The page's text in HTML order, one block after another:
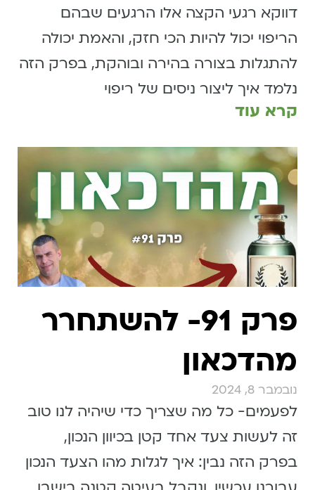
דווקא רגעי הקצה אלו הרגעים שבהם
הריפוי יכול להיות הכי חזק, והאמת יכולה
להתגלות בצורה בהירה ובוהקת, בפרק הזה
נלמד איך ליצור ניסים של ריפוי
קרא עוד
פרק 91- להשתחרר
מהדכאון
נובמבר 8, 2024
לפעמים- כל מה שצריך כדי שיהיה לנו טוב
זה לעשות צעד אחד קטן בכיוון הנכון,
בפרק הזה נבין: איך לגלות מהו הצעד הנכון